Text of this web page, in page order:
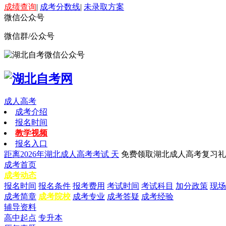
成绩查询| 成考分数线| 未录取方案
微信公众号
微信群/公众号
成人高考
成考介绍
报名时间
教学视频
报名入口
距离2026年湖北成人高考考试 天 免费领取湖北成人高考复习
成考首页
成考动态
报名时间 报名条件 报考费用 考试时间 考试科目 加分政策 现
成考简章 成考院校 成考专业 成考答疑 成考经验
辅导资料
高中起点 专升本